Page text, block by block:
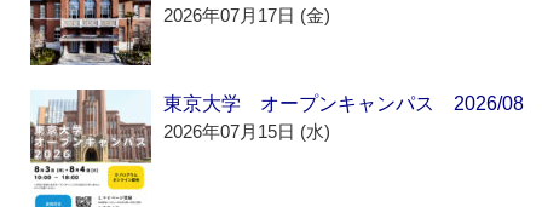
2026年07月17日 (金)
東京大学 オープンキャンパス 2026/08
2026年07月15日 (水)